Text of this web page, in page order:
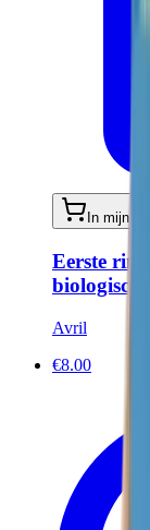
In mijn
Eerste
biologisch
Avril
€8.00